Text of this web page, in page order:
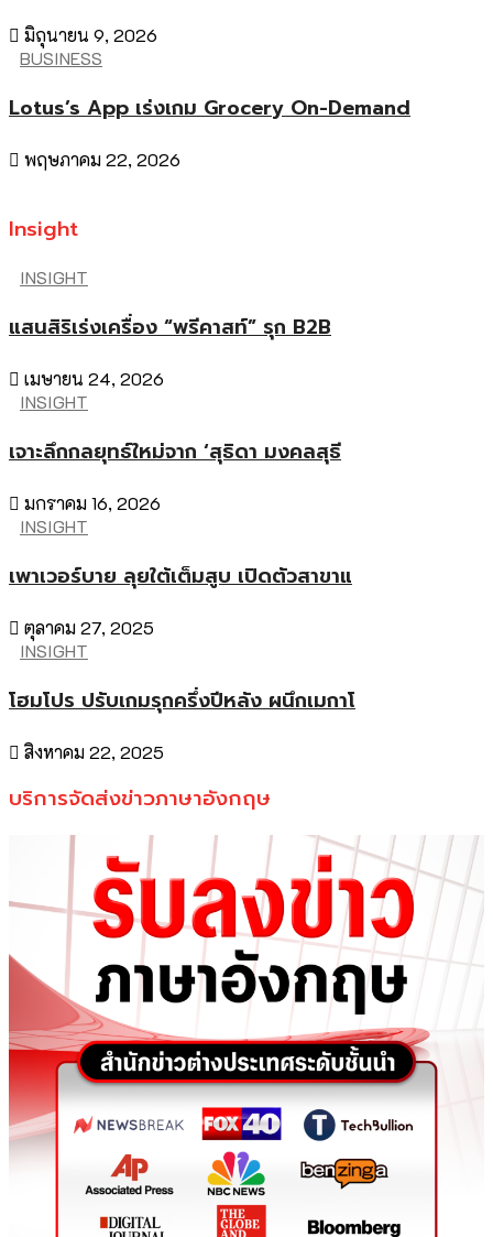
มิถุนายน 9, 2026
BUSINESS
Lotus’s App เร่งเกม Grocery On-Demand
พฤษภาคม 22, 2026
Insight
INSIGHT
แสนสิริเร่งเครื่อง “พรีคาสท์” รุก B2B
เมษายน 24, 2026
INSIGHT
เจาะลึกกลยุทธ์ใหม่จาก ‘สุธิดา มงคลสุธี
มกราคม 16, 2026
INSIGHT
เพาเวอร์บาย ลุยใต้เต็มสูบ เปิดตัวสาขาแ
ตุลาคม 27, 2025
INSIGHT
โฮมโปร ปรับเกมรุกครึ่งปีหลัง ผนึกเมกาโ
สิงหาคม 22, 2025
บริการจัดส่งข่าวภาษาอังกฤษ